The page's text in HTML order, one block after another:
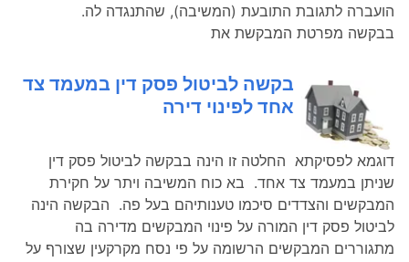
הועברה לתגובת התובעת (המשיבה), שהתנגדה לה.
בבקשה מפרטת המבקשת את
בקשה לביטול פסק דין במעמד צד
אחד לפינוי דירה
דוגמא לפסיקתא החלטה זו הינה בבקשה לביטול פסק דין
שניתן במעמד צד אחד. בא כוח המשיבה ויתר על חקירת
המבקשים והצדדים סיכמו טענותיהם בעל פה. הבקשה הינה
לביטול פסק דין המורה על פינוי המבקשים מדירה בה
מתגוררים המבקשים הרשומה על פי נסח מקרקעין שצורף על